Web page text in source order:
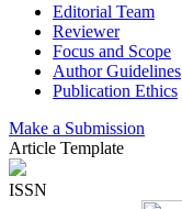
Editorial Team
Reviewer
Focus and Scope
Author Guidelines
Publication Ethics
Make a Submission
Article Template
ISSN